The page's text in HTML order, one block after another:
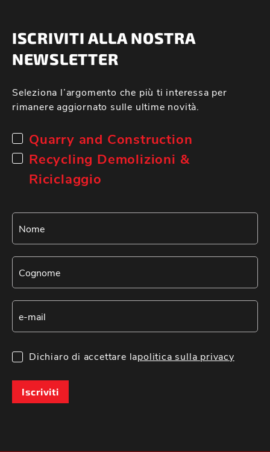
ISCRIVITI ALLA NOSTRA
NEWSLETTER
Seleziona l’argomento che più ti interessa per
rimanere aggiornato sulle ultime novità.
Quarry and Construction
Recycling Demolizioni &
Riciclaggio
Dichiaro di accettare lapolitica sulla privacy
Iscriviti